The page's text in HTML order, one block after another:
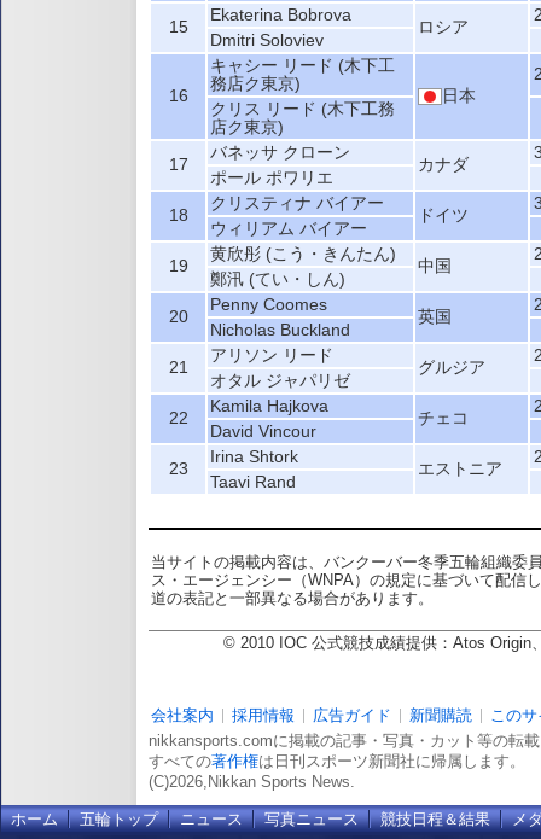
15
Ekaterina Bobrova
ロシア
Dmitri Soloviev
16
キャシー リード (木下工
務店ク東京)
日本
クリス リード (木下工務
店ク東京)
17
バネッサ クローン
カナダ
ポール ポワリエ
18
クリスティナ バイアー
ドイツ
ウィリアム バイアー
19
黄欣彤 (こう・きんたん)
中国
鄭汛 (てい・しん)
20
Penny Coomes
英国
Nicholas Buckland
21
アリソン リード
グルジア
オタル ジャパリゼ
22
Kamila Hajkova
チェコ
David Vincour
23
Irina Shtork
エストニア
Taavi Rand
当サイトの掲載内容は、バンクーバー冬季五輪組織委
ス・エージェンシー（WNPA）の規定に基づいて配信
道の表記と一部異なる場合があります。
© 2010 IOC 公式競技成績提供：Atos Origin
会社案内 採用情報 広告ガイド 新聞購読
この
nikkansports.comに掲載の記事・写真・カット等の転
すべての著作権は日刊スポーツ新聞社に帰属します。
(C)2026,Nikkan Sports News.
ホーム 五輪トップ ニュース 写真ニュース 競技日程＆結果 メ